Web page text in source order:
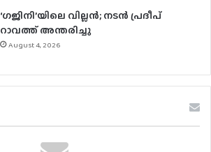
‘ഗജിനി’യിലെ വില്ലൻ; നടൻ പ്രദീപ്
റാവത്ത് അന്തരിച്ചു
August 4, 2026